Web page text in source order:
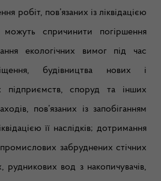
робіт, пов’язаних із ліквідацією
можуть спричинити погіршення
екологічних вимог під час
будівництва нових і
підприємств, споруд та інших
пов’язаних із запобіганням
її наслідків; дотримання
забруднених стічних
рудникових вод з накопичувачів,